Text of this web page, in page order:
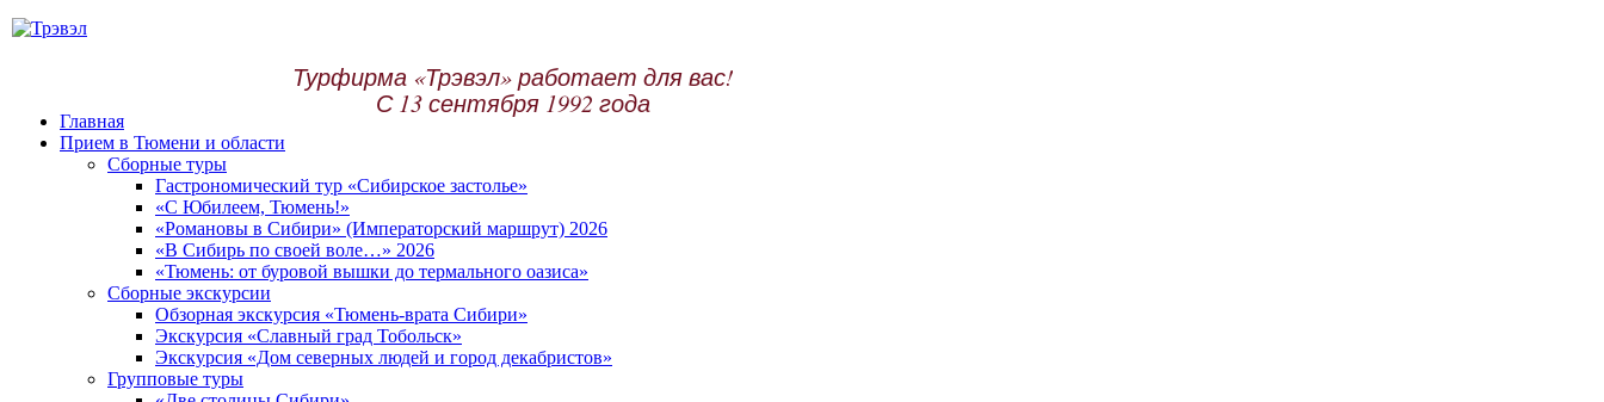
Турфирма «Трэвэл» работает для вас!
С 13 сентября 1992 года
Главная
Прием в Тюмени и области
Сборные туры
Гастрономический тур «Сибирское застолье»
«С Юбилеем, Тюмень!»
«Романовы в Сибири» (Императорский маршрут) 2026
«В Сибирь по своей воле…» 2026
«Тюмень: от буровой вышки до термального оазиса»
Сборные экскурсии
Обзорная экскурсия «Тюмень-врата Сибири»
Экскурсия «Славный град Тобольск»
Экскурсия «Дом северных людей и город декабристов»
Групповые туры